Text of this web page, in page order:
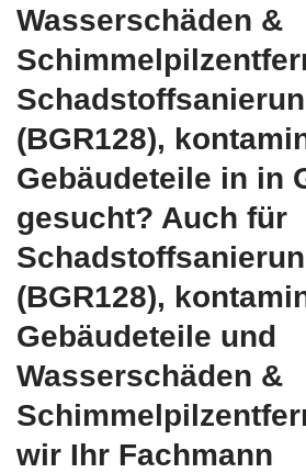
Wasserschäden &
(BGR128),
Gebäudeteile in in
gesucht? Auch für
(BGR128),
Gebäudeteile und
Wasserschäden &
wir Ihr Fachmann